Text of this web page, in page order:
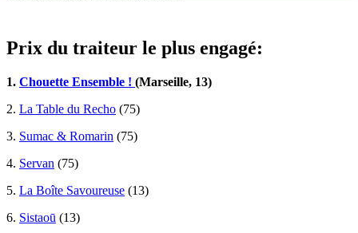
Prix du traiteur le plus engagé:
1. Chouette Ensemble ! (Marseille, 13)
2. La Table du Recho (75)
3. Sumac & Romarin (75)
4. Servan (75)
5. La Boîte Savoureuse (13)
6. Sistaoū (13)